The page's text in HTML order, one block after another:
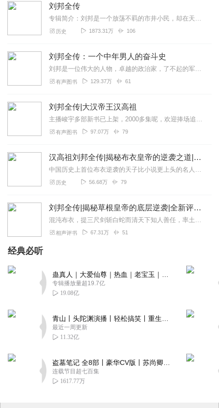
刘邦全传
专辑简介：刘邦是一个放荡不羁的市井小民，却在天下大乱、英雄辈出的秦朝末年脱颖而出，力挫群雄，四年鏖战，五载争锋，推翻暴秦，打败项羽，完成了一统天下的重大历史使命...
历史 1873.31万 106
刘邦全传：一个中年男人的奋斗史
刘邦是一位伟大的人物，卓越的政治家，了不起的军事统帅。在天下纷乱，百姓处于水深火热中的时候，他最终推翻了残暴的秦王朝，打败楚霸王项羽，扫平割据四方的军事力量，统...
有声图书 129.37万 61
刘邦全传|大汉帝王汉高祖
主播峻宇多部新书已上架，2000多集呢，欢迎捧场追呀！VIP会员还是免费听！请直接戳：白话《资治通鉴》|中国权谋智慧白话《山海...
有声图书 97.07万 79
汉高祖刘邦全传|揭秘布衣皇帝的逆袭之道|秦国人物 历史名人
中国历史上首位布衣逆袭的天子比小说更上头的名人传记详尽史料再现痞子刘邦的逆袭之路▲不务正业，贪酒好色，47岁“高龄”才开始起兵反秦，居然只花7年时间就打下了江山...
历史 56.68万 79
刘邦全传|揭秘草根皇帝的底层逆袭|全新评书版|历史故事 乱世枭雄|名扬播讲
混沌布衣，提三尺剑斩白蛇而清天下知人善任，率土狗之辈逆袭以安中华身逢乱世，揭竿而起，直面贵胄收天下兵，立诸侯，战天下！新评书全景解读刘邦传奇，再现疾风暴雨动荡江...
相声评书 67.31万 51
经典必听
专辑播放量超19.7亿
19.08亿
最近一周更新
11.32亿
连载节目超七百集
1617.77万